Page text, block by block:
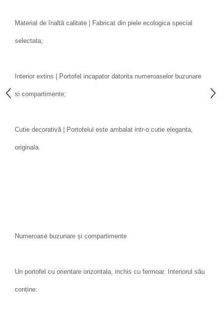
Material de înaltă calitate | Fabricat din piele ecologica special
selectata;
Interior extins | Portofel incapator datorita numeroaselor buzunare
si compartimente;
Cutie decorativă | Portofelul este ambalat intr-o cutie eleganta,
originala.
Numeroase buzunare și compartimente
Un portofel cu orientare orizontala, inchis cu fermoar. Interiorul său
conține: